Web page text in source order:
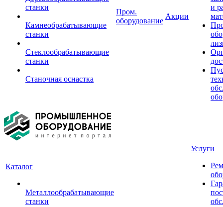
станки
Камнеобрабатывающие
станки
Стеклообрабатывающие
станки
Станочная оснастка
Пром.
оборудование
Акции
и
Каталог
Металлообрабатывающие
станки
Услуги